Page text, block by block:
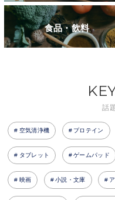
食品・飲料
話
空気清浄機 プロテイン
タブレット ゲームパッド
映画 小説・文庫